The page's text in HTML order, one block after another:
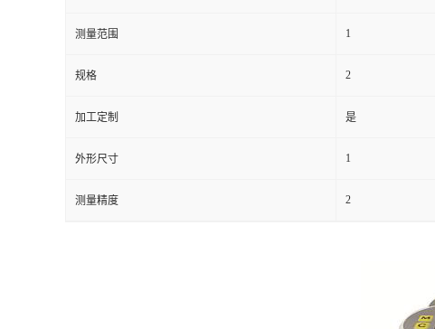
测量范围 1
规格 2
加工定制 是
外形尺寸 1
测量精度 2